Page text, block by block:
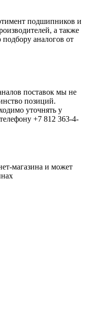
подшипников и
а также
аналогов от
поставок мы не
позиций.
уточнять у
+7 812 363-4-
магазина и может